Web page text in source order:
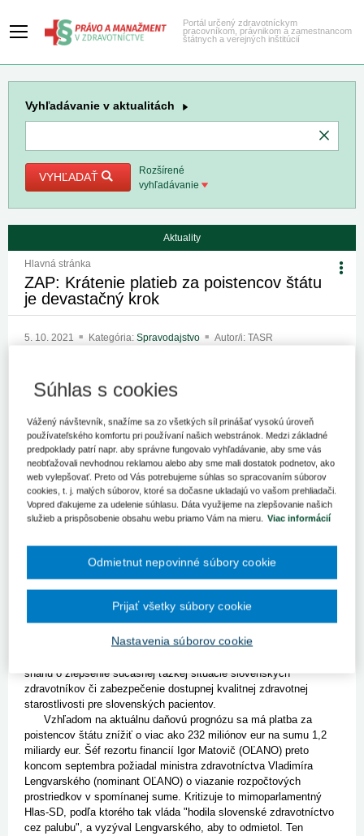
Portál určený zdravotníckym
pracovníkom, právnikom a zamestnancom
štátnych a verejných inštitúcií
Vyhľadávanie v aktualitách
VYHĽADAŤ
Rozšírené
vyhľadávanie
Aktuality
Hlavná stránka
ZAP: Krátenie platieb za poistencov štátu
je devastačný krok
5. 10. 2021 Kategória: Spravodajstvo Autor/i: TASR
poskytovateľov (ZAP) považuje krátenie platieb za poistencov
štátu v poslednom kvartáli tohto roka o približne dve tretiny z
pôvodnej sumy za "nepochopiteľný a devastačný krok". Pre
TASR to uviedla prezidentka zväzu Jaroslava Orosová.
Zväz pritom hovorí o poklese z platieb z 358 miliónov eur na 125,5
milióna eur. Poukázal pritom na kritickú personálnu a materiálnu
situáciu v zdravotníctve, ktorú navyše zhoršuje pandémia nového
koronavírusu, ale aj na to, že zdravotníctvo je "chronicky
podfinancované".
i sestry a ostatný personál a zdravotná starostlivosť je
poskytovaná v chátrajúcich budovách často v havarijnom stave.
Práve teraz, keď najviac očakávame urýchlené dofinancovanie a
ZAP navyše poukázal na to, že aktuálne dochádza k
odsúvaniu plánovaných výkonov pre nedostatok personálu a
snahu o zlepšenie súčasnej ťažkej situácie slovenských
zdravotníkov či zabezpečenie dostupnej kvalitnej zdravotnej
starostlivosti pre slovenských pacientov.
Vzhľadom na aktuálnu daňovú prognózu sa má platba za
poistencov štátu znížiť o viac ako 232 miliónov eur na sumu 1,2
miliardy eur. Šéf rezortu financií Igor Matovič (OĽANO) preto
koncom septembra požiadal ministra zdravotníctva Vladimíra
Lengvarského (nominant OĽANO) o viazanie rozpočtových
prostriedkov v spomínanej sume. Kritizuje to mimoparlamentný
Hlas-SD, podľa ktorého tak vláda "hodila slovenské zdravotníctvo
cez palubu", a vyzýval Lengvarského, aby to odmietol. Ten
Súhlas s cookies
Vážený návštevník, snažíme sa zo všetkých síl prinášať vysokú úroveň
používateľského komfortu pri používaní našich webstránok. Medzi základné
predpoklady patrí napr. aby správne fungovalo vyhľadávanie, aby sme vás
neobťažovali nevhodnou reklamou alebo aby sme mali dostatok podnetov, ako
web vylepšovať. Preto od Vás potrebujeme súhlas so spracovaním súborov
cookies, t. j. malých súborov, ktoré sa dočasne ukladajú vo vašom prehliadači.
Vopred ďakujeme za udelenie súhlasu. Dáta využijeme na zlepšovanie našich
služieb a prispôsobenie obsahu webu priamo Vám na mieru. Viac informácií
Nastavenia súborov cookie
Odmietnut nepovinné súbory cookie
Prijať všetky súbory cookie